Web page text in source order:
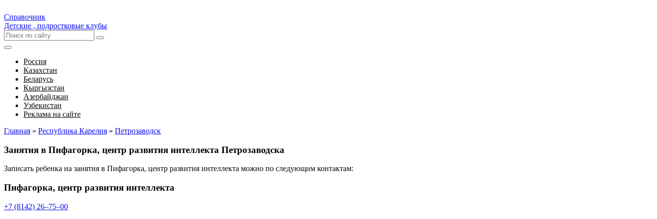
Справочник
Детские , подростковые клубы
Россия
Казахстан
Беларусь
Кыргызстан
Азербайджан
Узбекистан
Реклама на сайте
Главная » Республика Карелия » Петрозаводск
Занятия в Пифагорка, центр развития интеллекта Петрозаводска
Записать ребенка на занятия в Пифагорка, центр развития интеллекта можно по следующим контактам:
Пифагорка, центр развития интеллекта
+7 (8142) 26‒75‒00